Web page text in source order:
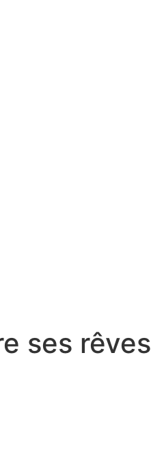
ses rêves